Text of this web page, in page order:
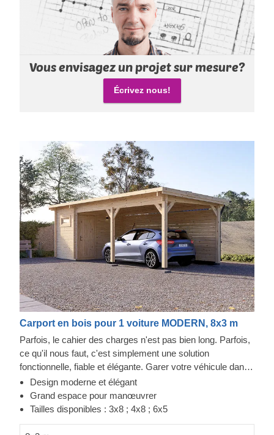
Vous envisagez un projet sur mesure?
Écrivez nous!
Carport en bois pour 1 voiture MODERN, 8x3 m
Parfois, le cahier des charges n'est pas bien long. Parfois,
ce qu'il nous faut, c'est simplement une solution
fonctionnelle, fiable et élégante. Garer votre véhicule dans
cette structure peut se faire tous les jours, grâce à ce
parking couvert avec stockage. Fabriqué en bois de
conifère à croissance lente, le MODERN offre une
Design moderne et élégant
Grand espace pour manœuvrer
Tailles disponibles : 3x8 ; 4x8 ; 6x5